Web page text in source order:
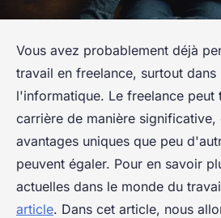
Vous avez probablement déjà
travail en freelance, surtout
l'informatique. Le freelance peut
carrière de manière
avantages uniques que peu
peuvent égaler. Pour en savoir
actuelles dans le monde du
article. Dans cet article, nous